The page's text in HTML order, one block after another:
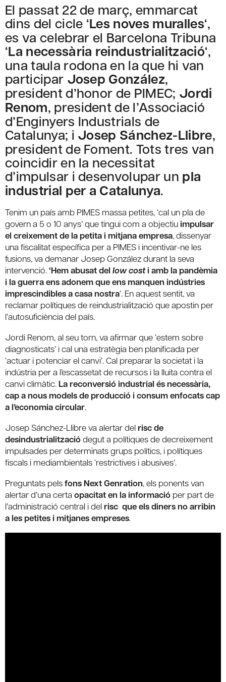
El passat 22 de març, emmarcat
dins del cicle ‘Les noves muralles‘,
es va celebrar el Barcelona Tribuna
‘La necessària reindustrialització‘,
una taula rodona en la que hi van
participar Josep González,
president d’honor de PIMEC; Jordi
Renom, president de l’Associació
d’Enginyers Industrials de
Catalunya; i Josep Sánchez-Llibre,
president de Foment. Tots tres van
coincidir en la necessitat
d’impulsar i desenvolupar un pla
industrial per a Catalunya.
Tenim un país amb PIMES massa petites, ‘cal un pla de
govern a 5 o 10 anys’ que tingui com a objectiuimpulsar
el creixement de la petita i mitjana empresa, dissenyar
una fiscalitat específica per a PIMES i incentivar-ne les
fusions, va demanar Josep González durant la seva
intervenció.‘Hem abusat del low costi amb la pandèmia
i la guerra ens adonem que ens manquen indústries
imprescindibles a casa nostra‘. En aquest sentit, va
reclamar polítiques de reindustrialització que apostin per
l’autosuficiència del país.
Jordi Renom, al seu torn, va afirmar que ‘estem sobre
diagnosticats’ i cal una estratègia ben planificada per
‘actuar i potenciar el canvi’. Cal preparar la societat i la
indústria per a l’escassetat de recursos i la lluita contra el
canvi climàtic. La reconversió industrial és necessària,
cap a nous models de producció i consum enfocats cap
a l’economia circular.
Josep Sánchez-Llibre va alertar del risc de
desindustrialitzaciódegut a polítiques de decreixement
impulsades per determinats grups polítics, i polítiques
fiscals i mediambientals ‘restrictives i abusives’.
Preguntats pelsfons Next Genration, els ponents van
alertar d’una certa opacitat en la informació per part de
l’administració central i del risc que els diners no arribin
a les petites i mitjanes empreses.